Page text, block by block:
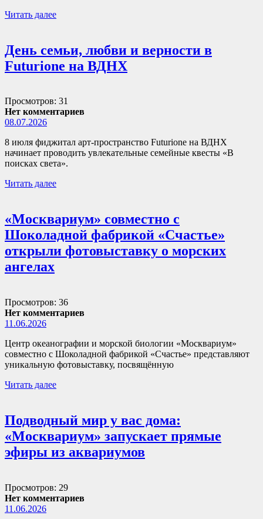
Читать далее
День семьи, любви и верности в
Futurione на ВДНХ
Просмотров: 31
Нет комментариев
08.07.2026
8 июля фиджитал арт-пространство Futurione на ВДНХ
начинает проводить увлекательные семейные квесты «В
поисках света».
Читать далее
«Москвариум» совместно с
Шоколадной фабрикой «Счастье»
открыли фотовыставку о морских
ангелах
Просмотров: 36
Нет комментариев
11.06.2026
Центр океанографии и морской биологии «Москвариум»
совместно с Шоколадной фабрикой «Счастье» представляют
уникальную фотовыставку, посвящённую
Читать далее
Подводный мир у вас дома:
«Москвариум» запускает прямые
эфиры из аквариумов
Просмотров: 29
Нет комментариев
11.06.2026